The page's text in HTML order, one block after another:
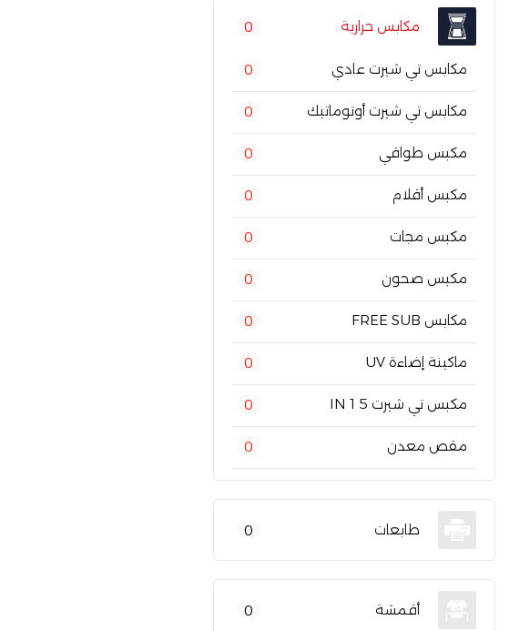
مكابس حرارية 0
مكابس تي شيرت عادي 0
مكابس تي شيرت أوتوماتيك 0
مكبس طواقي 0
مكبس أقلام 0
مكبس مجات 0
مكبس صحون 0
مكابس FREE SUB 0
ماكينة إضاءة UV 0
مكبس تي شيرت 5 IN 1 0
مقص معدن 0
طابعات 0
أقمشة 0